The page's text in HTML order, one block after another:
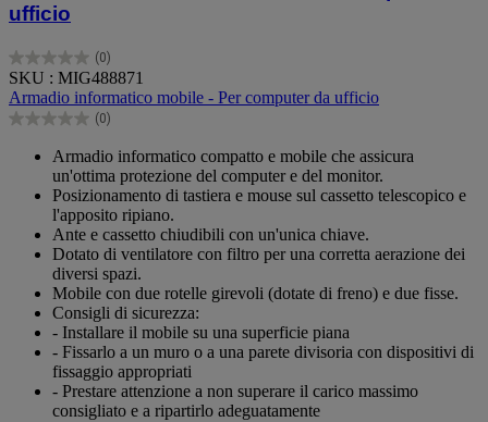
ufficio
(0)
0.0
su
5
stelle.
SKU : MIG488871
Armadio informatico mobile - Per computer da ufficio
(0)
0.0
Armadio informatico compatto e mobile che assicura
un'ottima protezione del computer e del monitor.
Posizionamento di tastiera e mouse sul cassetto telescopico e
l'apposito ripiano.
Ante e cassetto chiudibili con un'unica chiave.
Dotato di ventilatore con filtro per una corretta aerazione dei
diversi spazi.
Mobile con due rotelle girevoli (dotate di freno) e due fisse.
Consigli di sicurezza:
- Installare il mobile su una superficie piana
- Fissarlo a un muro o a una parete divisoria con dispositivi di
fissaggio appropriati
- Prestare attenzione a non superare il carico massimo
consigliato e a ripartirlo adeguatamente